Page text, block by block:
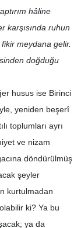
hâline
karşısında ruhun
fikir meydana gelir.
doğduğu
husus ise Birinci
yeniden beşerî
toplumları ayrı
ve nizam
döndürülmüş
şeyler
kurtulmadan
ki? Ya bu
ya da